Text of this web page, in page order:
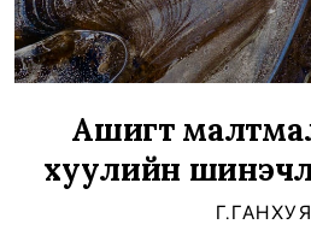
Ашигт
хуулийн
ба